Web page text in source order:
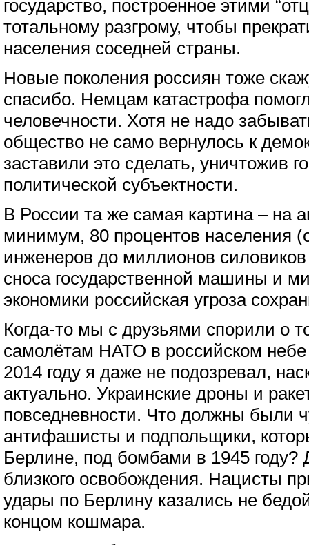
государство, построенное этими
тотальному разгрому, чтобы
населения соседней страны.
Новые поколения россиян тоже
спасибо. Немцам катастрофа
человечности. Хотя не надо
общество не само вернулось к
заставили это сделать, уничтожив
политической субъектности.
В России та же самая картина – на
минимум, 80 процентов населения
инженеров до миллионов
сноса государственной машины и
экономики российская угроза
Когда-то мы с друзьями спорили о
самолётам НАТО в российском
2014 году я даже не подозревал,
актуально. Украинские дроны и
повседневности. Что должны были
антифашисты и подпольщики,
Берлине, под бомбами в 1945 году?
близкого освобождения. Нацисты
удары по Берлину казались не
концом кошмара.